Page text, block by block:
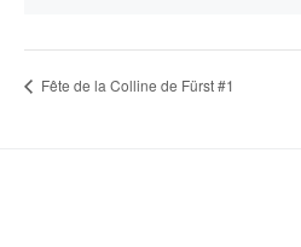
Fête de la Colline de Fürst #1